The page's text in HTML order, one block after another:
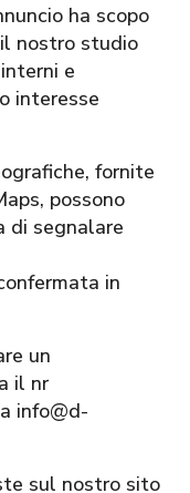
ha scopo
nostro studio
e
interesse
fornite
possono
di segnalare
in
un
il nr
info@d-
sul nostro sito